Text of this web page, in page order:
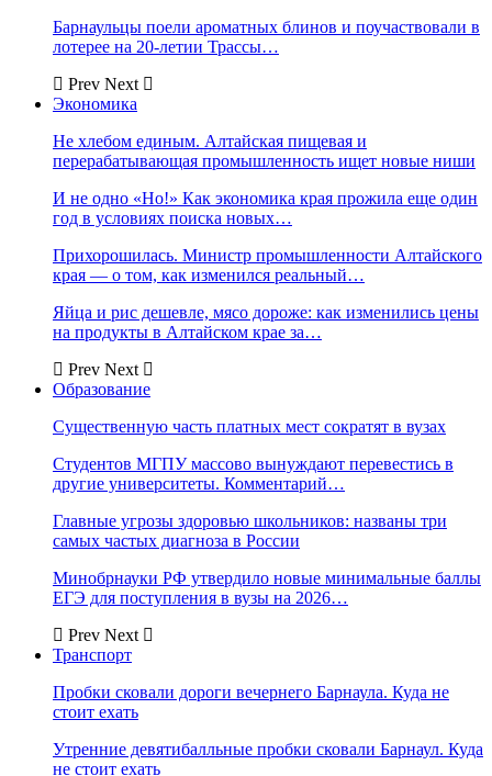
Барнаульцы поели ароматных блинов и поучаствовали в
лотерее на 20-летии Трассы…
Prev Next
Экономика
Не хлебом единым. Алтайская пищевая и
перерабатывающая промышленность ищет новые ниши
И не одно «Но!» Как экономика края прожила еще один
год в условиях поиска новых…
Прихорошилась. Министр промышленности Алтайского
края — о том, как изменился реальный…
Яйца и рис дешевле, мясо дороже: как изменились цены
на продукты в Алтайском крае за…
Prev Next
Образование
Существенную часть платных мест сократят в вузах
Студентов МГПУ массово вынуждают перевестись в
другие университеты. Комментарий…
Главные угрозы здоровью школьников: названы три
самых частых диагноза в России
Минобрнауки РФ утвердило новые минимальные баллы
ЕГЭ для поступления в вузы на 2026…
Prev Next
Транспорт
Пробки сковали дороги вечернего Барнаула. Куда не
стоит ехать
Утренние девятибалльные пробки сковали Барнаул. Куда
не стоит ехать